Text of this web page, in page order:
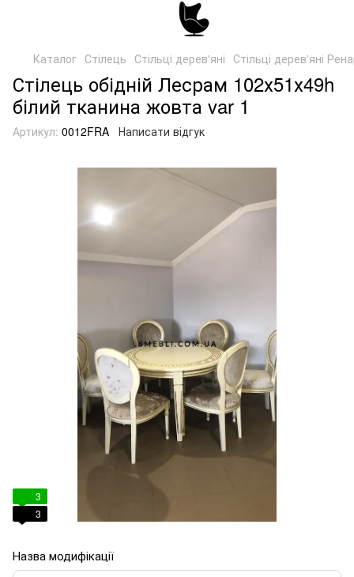
Каталог Стілець Стільці дерев'яні Стільці дерев'яні
Стілець обідній Лесрам 102х51х49h
білий тканина жовта var 1
Артикул: 0012FRA Написати відгук
3
3
Назва модифікації